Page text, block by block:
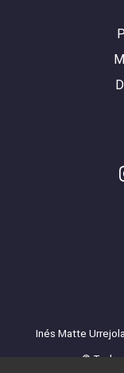
Inés Matte
©